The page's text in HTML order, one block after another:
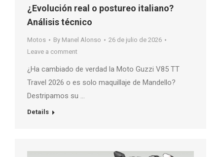
¿Evolución real o postureo italiano?
Análisis técnico
Motos By Manel Alonso
26 de julio de 2026
Leave a comment
¿Ha cambiado de verdad la Moto Guzzi V85 TT
Travel 2026 o es solo maquillaje de Mandello?
Destripamos su …
Details